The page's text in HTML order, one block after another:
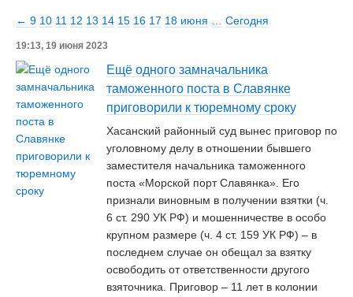
← 9 10 11 12 13 14 15 16 17 18 июня Сегодня
19:13, 19 июня 2023
Ещё одного замначальника
таможенного поста в Славянке
приговорили к тюремному сроку
Хасанский районный суд вынес приговор по
уголовному делу в отношении бывшего
заместителя начальника таможенного
поста «Морской порт Славянка». Его
признали виновным в получении взятки (ч.
6 ст. 290 УК РФ) и мошенничестве в особо
крупном размере (ч. 4 ст. 159 УК РФ) – в
последнем случае он обещал за взятку
освободить от ответственности другого
взяточника. Приговор – 11 лет в колонии